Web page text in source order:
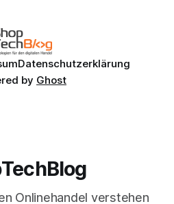
Datenschutzerklärung
by Ghost
Onlinehandel verstehen